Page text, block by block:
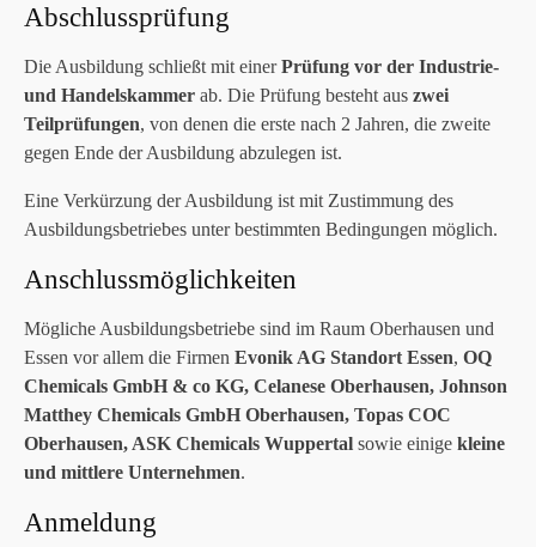
Abschlussprüfung
Die Ausbildung schließt mit einerPrüfung vor der Industrie-
und Handelskammer ab. Die Prüfung besteht aus zwei
Teilprüfungen, von denen die erste nach 2 Jahren, die zweite
gegen Ende der Ausbildung abzulegen ist.
Eine Verkürzung der Ausbildung ist mit Zustimmung des
Ausbildungsbetriebes unter bestimmten Bedingungen möglich.
Anschlussmöglichkeiten
Mögliche Ausbildungsbetriebe sind im Raum Oberhausen und
Essen vor allem die Firmen Evonik AG Standort Essen, OQ
Chemicals GmbH & co KG, Celanese Oberhausen, Johnson
Matthey Chemicals GmbH Oberhausen, Topas COC
Oberhausen, ASK Chemicals Wuppertal sowie einige kleine
und mittlere Unternehmen.
Anmeldung